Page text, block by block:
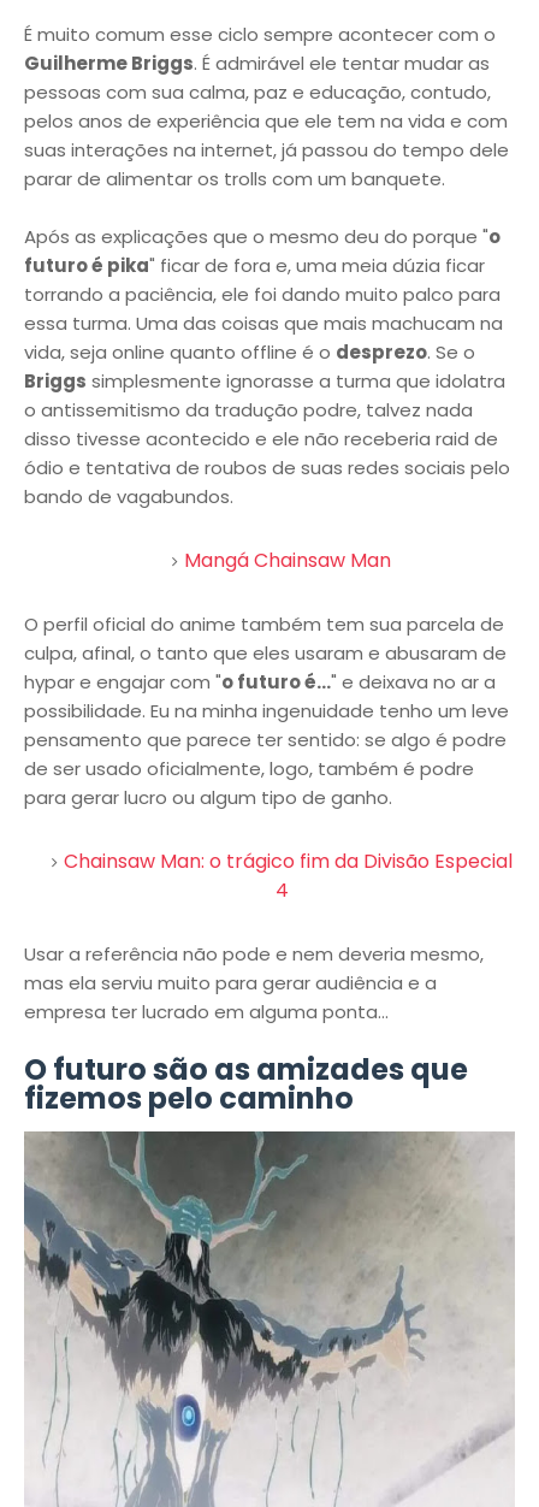
É muito comum esse ciclo sempre acontecer com o
Guilherme Briggs. É admirável ele tentar mudar as
pessoas com sua calma, paz e educação, contudo,
pelos anos de experiência que ele tem na vida e com
suas interações na internet, já passou do tempo dele
parar de alimentar os trolls com um banquete.
Após as explicações que o mesmo deu do porque "o
futuro é pika" ficar de fora e, uma meia dúzia ficar
torrando a paciência, ele foi dando muito palco para
essa turma. Uma das coisas que mais machucam na
vida, seja online quanto offline é o desprezo. Se o
Briggs simplesmente ignorasse a turma que idolatra
o antissemitismo da tradução podre, talvez nada
disso tivesse acontecido e ele não receberia raid de
ódio e tentativa de roubos de suas redes sociais pelo
bando de vagabundos.
Mangá Chainsaw Man
O perfil oficial do anime também tem sua parcela de
culpa, afinal, o tanto que eles usaram e abusaram de
hypar e engajar com "o futuro é..." e deixava no ar a
possibilidade. Eu na minha ingenuidade tenho um leve
pensamento que parece ter sentido: se algo é podre
de ser usado oficialmente, logo, também é podre
para gerar lucro ou algum tipo de ganho.
Chainsaw Man: o trágico fim da Divisão Especial
4
Usar a referência não pode e nem deveria mesmo,
mas ela serviu muito para gerar audiência e a
empresa ter lucrado em alguma ponta...
O futuro são as amizades que
fizemos pelo caminho